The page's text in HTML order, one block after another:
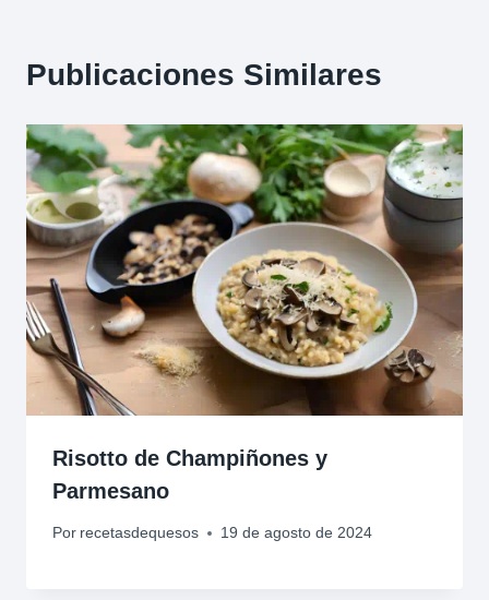
Publicaciones Similares
Risotto de Champiñones y
Parmesano
Por recetasdequesos 19 de agosto de 2024